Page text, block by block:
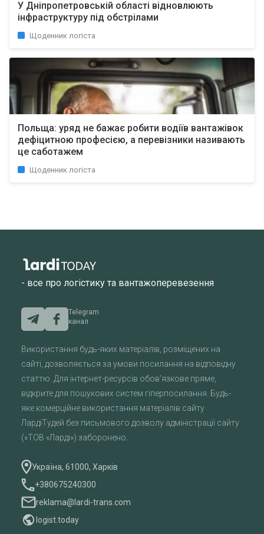
У Дніпропетровській області відновлюють
інфраструктуру під обстрілами
Щоденник логіста
Польща: уряд не бажає робити водіїв вантажівок
дефіцитною професією, а перевізники називають
це саботажем
Щоденник логіста
- все про логістику та вантажоперевезення
Telegram
канал
Використання будь-яких матеріалів, розміщених на
сайті, дозволяється за умови посилання на відповідну
статтю. Для інтернет-ресурсів обов'язкове пряме,
відкрите для пошукових систем гіперпосилання. Будь-
яке комерційне використання матеріалів сайту
ЛардіТудей без письмового дозволу адміністрації сайту
(«ТОВ «Ларді») заборонено.
Україна, 61000, Харків
+380675240300
reklama@lardi-trans.com
logist.today